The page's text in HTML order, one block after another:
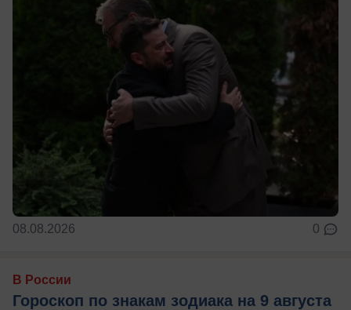
08.08.2026 0
В России
Гороскоп по знакам зодиака на 9 августа